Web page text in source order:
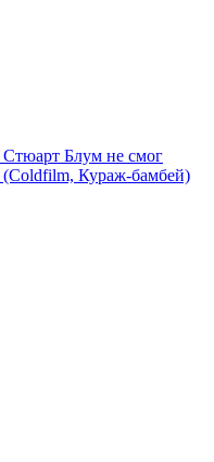
Стюарт Блум не смог
(Coldfilm, Кураж-бамбей)